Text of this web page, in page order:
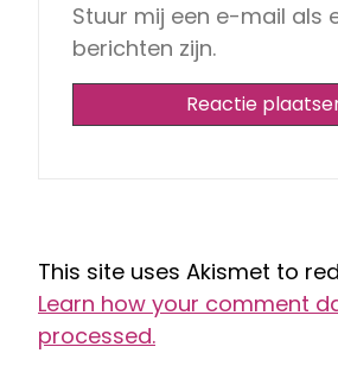
Stuur mij een e-mail als
berichten zijn.
This site uses Akismet to
Learn how your comment
processed.